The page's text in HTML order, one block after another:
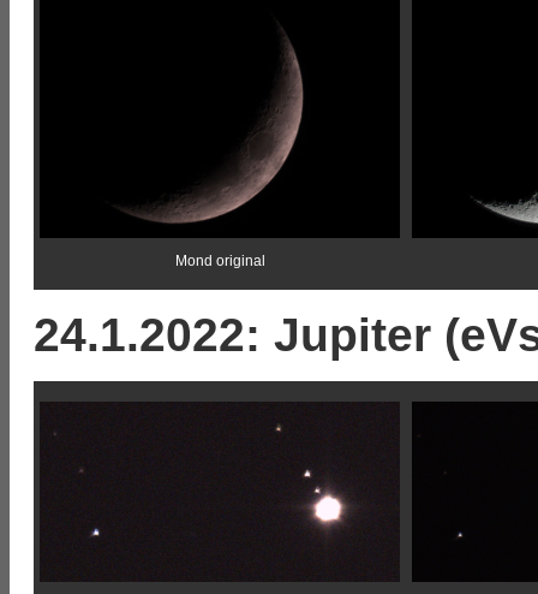
Mond original
24.1.2022: Jupiter